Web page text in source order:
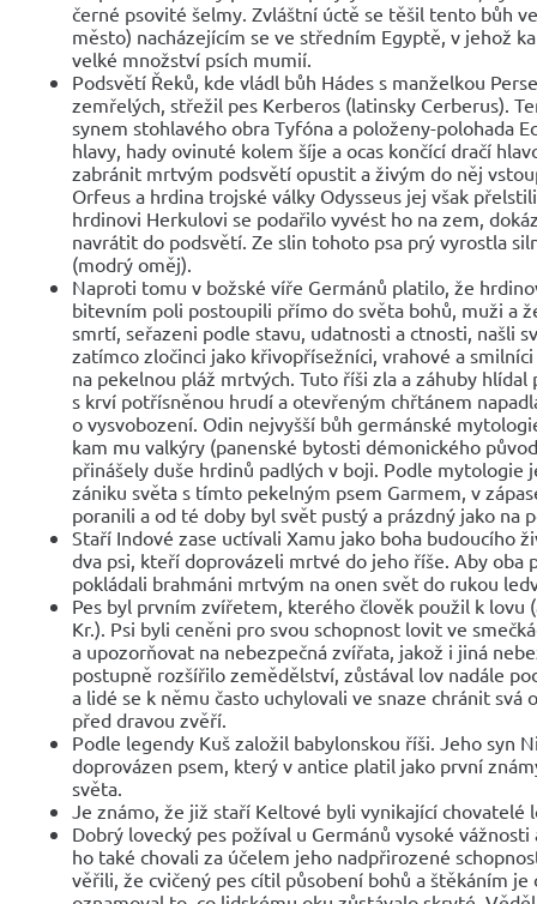
černé psovité šelmy. Zvláštní úctě se těšil tento bůh
město) nacházejícím se ve středním Egyptě, v jehož
velké množství psích mumií.
Podsvětí Řeků, kde vládl bůh Hádes s manželkou
zemřelých, střežil pes Kerberos (latinsky Cerberus).
synem stohlavého obra Tyfóna a položeny-polohada
hlavy, hady ovinuté kolem šíje a ocas končící dračí
zabránit mrtvým podsvětí opustit a živým do něj
Orfeus a hrdina trojské války Odysseus jej však
hrdinovi Herkulovi se podařilo vyvést ho na zem,
navrátit do podsvětí. Ze slin tohoto psa prý vyrostla
(modrý oměj).
Naproti tomu v božské víře Germánů platilo, že
bitevním poli postoupili přímo do světa bohů, muži a
smrtí, seřazeni podle stavu, udatnosti a ctnosti, našli
zatímco zločinci jako křivopřísežníci, vrahové a
na pekelnou pláž mrtvých. Tuto říši zla a záhuby hlídal
s krví potřísněnou hrudí a otevřeným chřtánem
o vysvobození. Odin nejvyšší bůh germánské
kam mu valkýry (panenské bytosti démonického
přinášely duše hrdinů padlých v boji. Podle mytologie
zániku světa s tímto pekelným psem Garmem, v
poranili a od té doby byl svět pustý a prázdný jako na
Staří Indové zase uctívali Xamu jako boha budoucího
dva psi, kteří doprovázeli mrtvé do jeho říše. Aby oba
pokládali brahmáni mrtvým na onen svět do rukou
Pes byl prvním zvířetem, kterého člověk použil k lovu
Kr.). Psi byli ceněni pro svou schopnost lovit ve
a upozorňovat na nebezpečná zvířata, jakož i jiná
postupně rozšířilo zemědělství, zůstával lov nadále
a lidé se k němu často uchylovali ve snaze chránit svá
před dravou zvěří.
Podle legendy Kuš založil babylonskou říši. Jeho syn
doprovázen psem, který v antice platil jako první
světa.
Je známo, že již staří Keltové byli vynikající chovatelé
Dobrý lovecký pes požíval u Germánů vysoké
ho také chovali za účelem jeho nadpřirozené
věřili, že cvičený pes cítil působení bohů a štěkáním je